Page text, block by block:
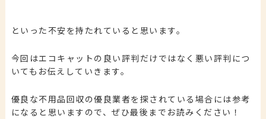
といった不安を持たれていると思います。
今回はエコキャット の良い評判だけではなく悪い評判につ
いてもお伝えしていきます。
優良な不用品回収の優良業者を探されている場合には参考
になると思いますので、ぜひ最後までお読みください！